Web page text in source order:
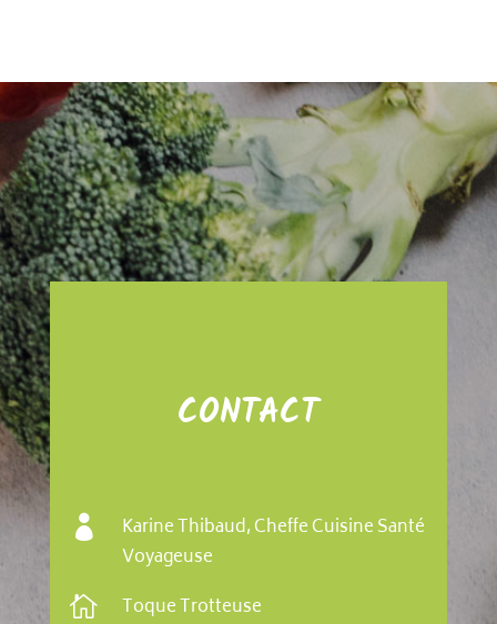
CONTACT

Karine Thibaud, Cheffe Cuisine Santé
Voyageuse
 Toque Trotteuse